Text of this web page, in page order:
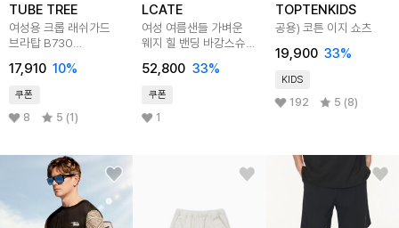
TUBE TREE
여성용 크롭 래쉬가드
브라탑 B730
17,910 10%
쿠폰
8 5 (1)
LCATE
여성 여름샌들 가벼운
웨지 힐 밴딩 바캉스슈즈
52,800 33%
쿠폰
1
TOPTENKIDS
공용) 코튼 이지 쇼츠
19,900 33%
KIDS
192 5 (8)